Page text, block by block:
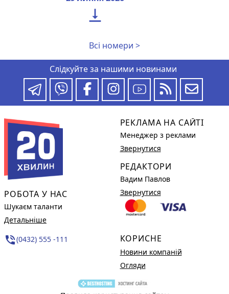

Всі номери >
Слідкуйте за нашими новинами
РОБОТА У НАС
Шукаєм таланти
Детальніше
phone_in_talk(0432) 555 -111
РЕКЛАМА НА САЙТІ
Менеджер з реклами
Звернутися
РЕДАКТОРИ
Вадим Павлов
Звернутися
КОРИСНЕ
Новини компаній
Огляди